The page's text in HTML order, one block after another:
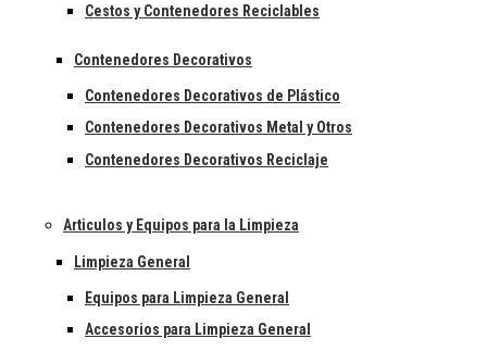
Cestos y Contenedores Reciclables
Contenedores Decorativos
Contenedores Decorativos de Plástico
Contenedores Decorativos Metal y Otros
Contenedores Decorativos Reciclaje
Articulos y Equipos para la Limpieza
Limpieza General
Equipos para Limpieza General
Accesorios para Limpieza General